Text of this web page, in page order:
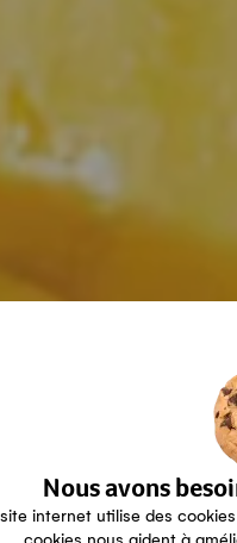
Nous avons
internet utilise des